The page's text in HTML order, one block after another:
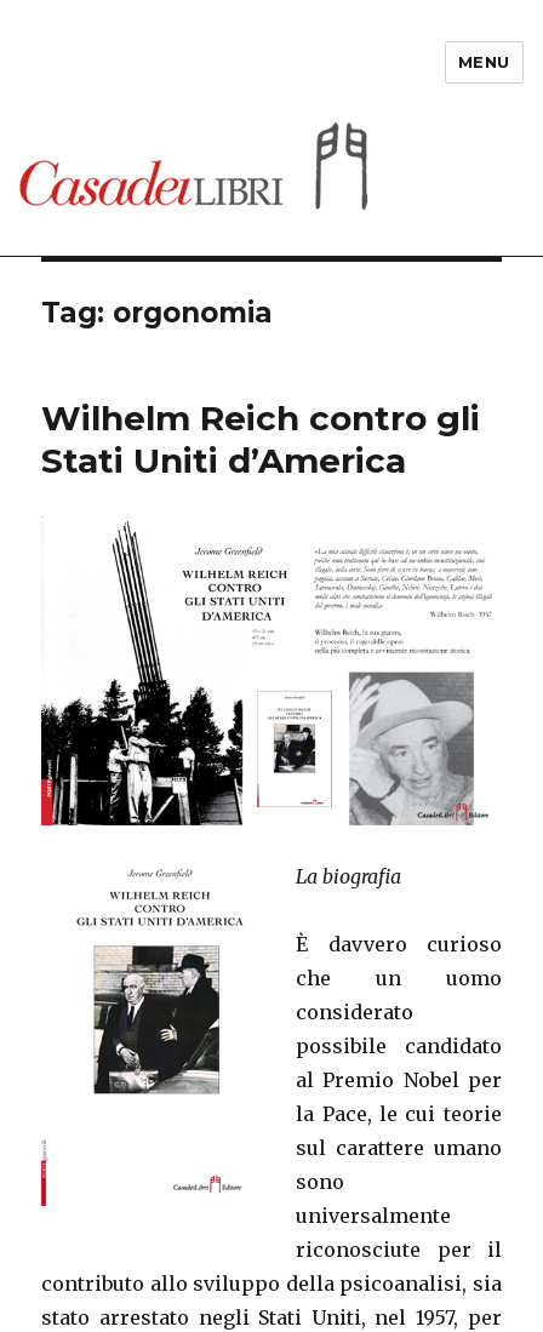
MENU
Tag: orgonomia
Wilhelm Reich contro gli
Stati Uniti d’America
La biografia
È davvero curioso
che un uomo
considerato
possibile candidato
al Premio Nobel per
la Pace, le cui teorie
sul carattere umano
sono
universalmente
riconosciute per il
contributo allo sviluppo della psicoanalisi, sia
stato arrestato negli Stati Uniti, nel 1957, per